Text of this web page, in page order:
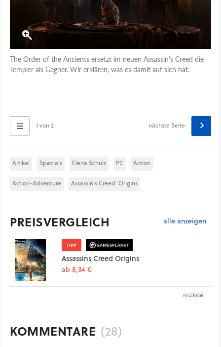
The Order of the Ancients ersetzt im neuen Assassin's Creed die
Templer als Gegner. Wir erklären, was es damit auf sich hat.
1 von 2 nächste Seite
Artikel Specials Elena Schulz PC Action
Action-Adventure Assassin's Creed: Origins
PREISVERGLEICH alle anzeigen
TIPP
Assassins Creed Origins
ab 8,34 €
ANZEIGE
KOMMENTARE (28)